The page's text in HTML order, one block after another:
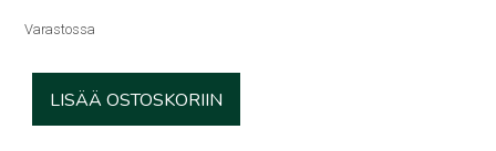
Varastossa
määrä
LISÄÄ OSTOSKORIIN